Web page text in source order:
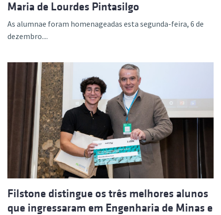
Maria de Lourdes Pintasilgo
As alumnae foram homenageadas esta segunda-feira, 6 de
dezembro....
Filstone distingue os três melhores alunos
que ingressaram em Engenharia de Minas e